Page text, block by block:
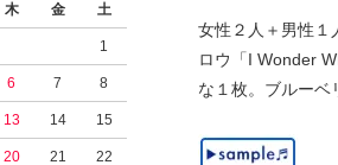
木 金 土
1
6 7 8
13 14 15
20 21 22
女性２人＋男性１
ロウ「I Wonder
な１枚。ブルー